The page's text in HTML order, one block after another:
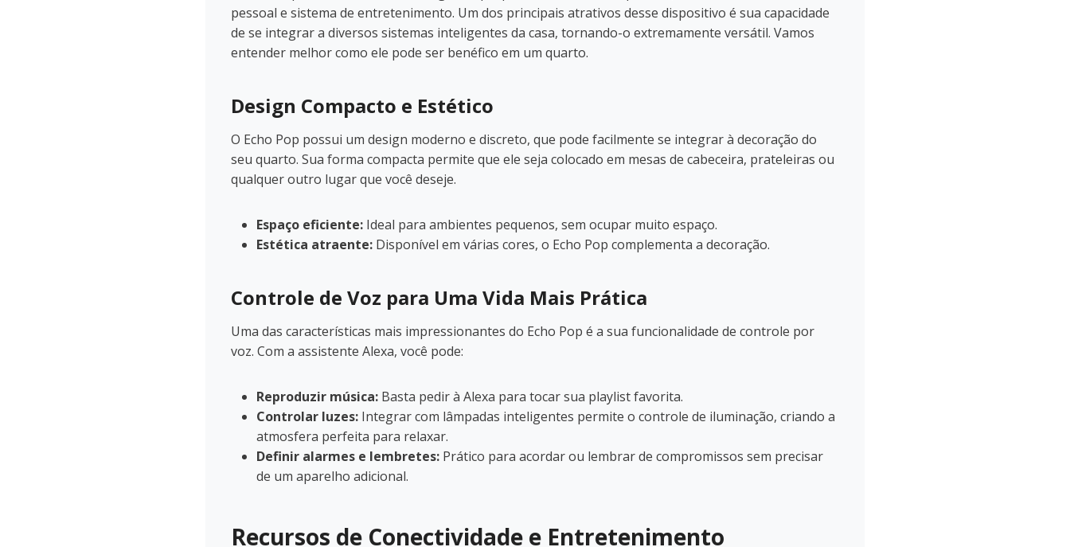
pessoal e sistema de entretenimento. Um dos principais atrativos desse dispositivo é sua capacidade
de se integrar a diversos sistemas inteligentes da casa, tornando-o extremamente versátil. Vamos
entender melhor como ele pode ser benéfico em um quarto.
Design Compacto e Estético
O Echo Pop possui um design moderno e discreto, que pode facilmente se integrar à decoração do
seu quarto. Sua forma compacta permite que ele seja colocado em mesas de cabeceira, prateleiras ou
qualquer outro lugar que você deseje.
Espaço eficiente:Ideal para ambientes pequenos, sem ocupar muito espaço.
Estética atraente:Disponível em várias cores, o Echo Pop complementa a decoração.
Controle de Voz para Uma Vida Mais Prática
Uma das características mais impressionantes do Echo Pop é a sua funcionalidade de controle por
voz. Com a assistente Alexa, você pode:
Reproduzir música:Basta pedir à Alexa para tocar sua playlist favorita.
Controlar luzes:Integrar com lâmpadas inteligentes permite o controle de iluminação, criando a
atmosfera perfeita para relaxar.
Definir alarmes e lembretes:Prático para acordar ou lembrar de compromissos sem precisar
de um aparelho adicional.
Recursos de Conectividade e Entretenimento